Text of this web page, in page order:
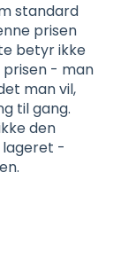
standard
prisen
betyr ikke
prisen - man
man vil,
til gang.
den
lageret -